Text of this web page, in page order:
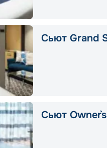
Сьют Grand
Сьют